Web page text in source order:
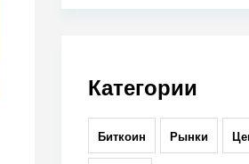
Категории
Биткоин Рынки